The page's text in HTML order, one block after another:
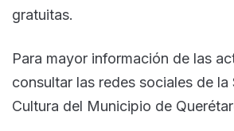
gratuitas.
Para mayor información de las
consultar las redes sociales de la
Cultura del Municipio de